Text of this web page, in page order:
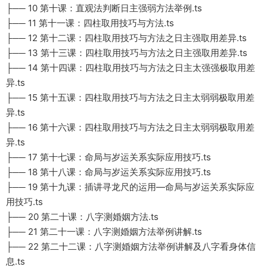
├── 10 第十课：直观法判断日主强弱方法举例.ts
├── 11 第十一课：四柱取用技巧与方法.ts
├── 12 第十二课：四柱取用技巧与方法之日主强取用差异.ts
├── 13 第十三课：四柱取用技巧与方法之日主强取用差异.ts
├── 14 第十四课：四柱取用技巧与方法之日主太强强极取用差
异.ts
├── 15 第十五课：四柱取用技巧与方法之日主太弱弱极取用差
异.ts
├── 16 第十六课：四柱取用技巧与方法之日主太弱弱极取用差
异.ts
├── 17 第十七课：命局与岁运关系实际应用技巧.ts
├── 18 第十八课：命局与岁运关系实际应用技巧.ts
├── 19 第十九课：插讲寻龙尺的运用—命局与岁运关系实际应
用技巧.ts
├── 20 第二十课：八字测婚姻方法.ts
├── 21 第二十一课：八字测婚姻方法举例讲解.ts
├── 22 第二十二课：八字测婚姻方法举例讲解及八字看身体信
息.ts